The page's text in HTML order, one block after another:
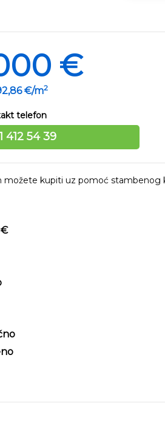
€
€/m2
telefon
412 54 39
možete kupiti uz pomoć stambenog